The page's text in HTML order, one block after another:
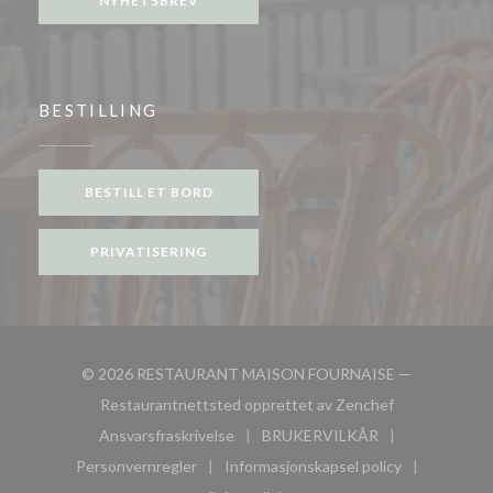
BESTILLING
BESTILL ET BORD
PRIVATISERING
© 2026 RESTAURANT MAISON FOURNAISE —
Restaurantnettsted opprettet av Zenchef((åpner i et
Ansvarsfraskrivelse
((åpner i et nytt vindu))
BRUKERVILKÅR
((åpner i et nytt vindu))
Personvernregler
((åpner i et nytt vindu))
Informasjonskapsel policy
((åpner i et nytt vindu))